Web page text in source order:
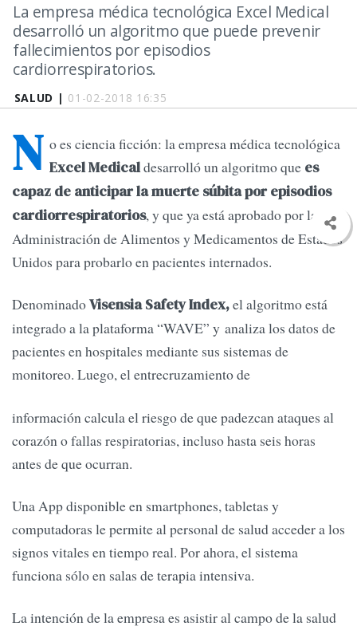
SALUD | 01-02-2018 16:35
La empresa médica tecnológica Excel Medical
desarrolló un algoritmo que puede prevenir
fallecimientos por episodios
cardiorrespiratorios.
N o es ciencia ficción: la empresa médica tecnológica
Excel Medicaldesarrolló un algoritmo que es
capaz de anticipar la muerte súbita por episodios
cardiorrespiratorios, y que ya está aprobado por la
Administración de Alimentos y Medicamentos de Estados
Unidos para probarlo en pacientes internados.
DenominadoVisensia Safety Index,el algoritmo está
integrado a la plataforma “WAVE” y analiza los datos de
pacientes en hospitales mediante sus sistemas de
monitoreo. Luego, el entrecruzamiento de
información calcula el riesgo de que padezcan ataques al
corazón o fallas respiratorias, incluso hasta seis horas
antes de que ocurran.
Una App disponible en smartphones, tabletas y
computadoras le permite al personal de salud acceder a los
signos vitales en tiempo real. Por ahora, el sistema
funciona sólo en salas de terapia intensiva.
La intención de la empresa es asistir al campo de la salud